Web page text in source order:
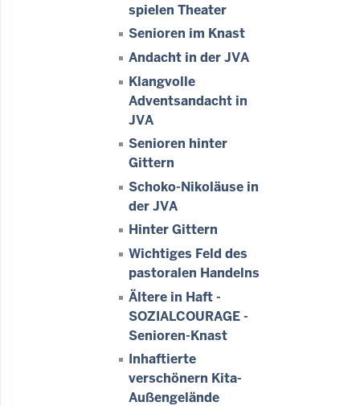
spielen Theater
Senioren im Knast
Andacht in der JVA
Klangvolle
Adventsandacht in
JVA
Senioren hinter
Gittern
Schoko-Nikoläuse in
der JVA
Hinter Gittern
Wichtiges Feld des
pastoralen Handelns
Ältere in Haft -
SOZIALCOURAGE -
Senioren-Knast
Inhaftierte
verschönern Kita-
Außengelände